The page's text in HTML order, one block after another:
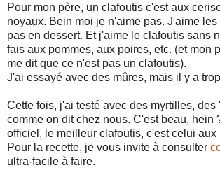
Pour mon père, un clafoutis c'est aux
noyaux. Bein moi je n'aime pas. J'aime
pas en dessert. Et j'aime le clafoutis sans
fais aux pommes, aux poires, etc. (et mon
me dit que ce n'est pas un clafoutis).
J'ai essayé avec des mûres, mais il y a
Cette fois, j'ai testé avec des myrtilles, des
comme on dit chez nous. C'est beau, hein
officiel, le meilleur clafoutis, c'est celui aux
Pour la recette, je vous invite à consulter
ultra-facile à faire.